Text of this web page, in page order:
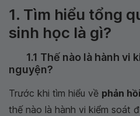
1. Tìm hiểu tổng
sinh học là gì?
1.1 Thế nào là hành vi
nguyện?
Trước khi tìm hiểu về phản
thế nào là hành vi kiểm soát